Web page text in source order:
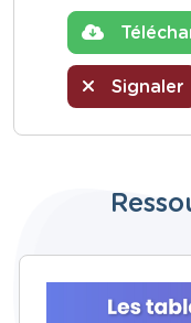
Signaler